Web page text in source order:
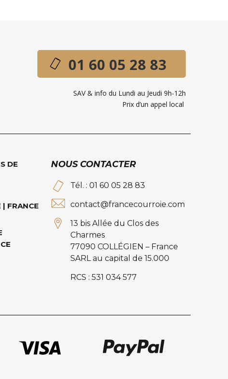
01 60 05 28 83
SAV & info du Lundi au Jeudi 9h-12h
Prix d’un appel local
DE
| FRANCE
NOUS CONTACTER
Tél. : 01 60 05 28 83
contact@francecourroie.com
13 bis Allée du Clos des
Charmes
77090 COLLÉGIEN – France
SARL au capital de 15.000
RCS : 531 034 577